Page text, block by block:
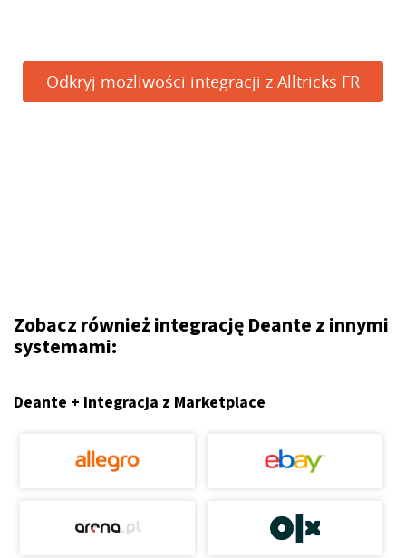
Odkryj możliwości integracji z Alltricks FR
Zobacz również integrację Deante z innymi
systemami:
Deante + Integracja z Marketplace